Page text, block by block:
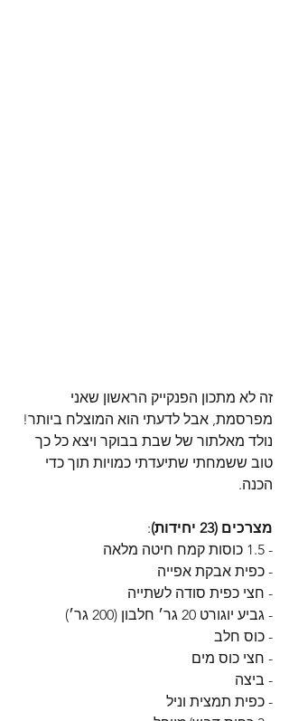
זה לא מתכון הפנקייק הראשון שאני
מפרסמת, אבל לדעתי הוא המוצלח ביותר!
נולד מאלתור של שבת בבוקר ויצא כל כך
טוב ששמחתי שתיעדתי כמויות תוך כדי
הכנה.
מצרכים (23 יחידות)
:
- 1.5 כוסות קמח חיטה מלאה
- כפית אבקת אפייה
- חצי כפית סודה לשתייה
- גביע יוגורט 20 גר׳ חלבון (200 גר׳)
- כוס חלב
- חצי כוס מים
- ביצה
- כפית תמצית וניל